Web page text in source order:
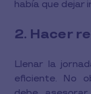
había que dejar
2. Hacer
Llenar la
eficiente. No